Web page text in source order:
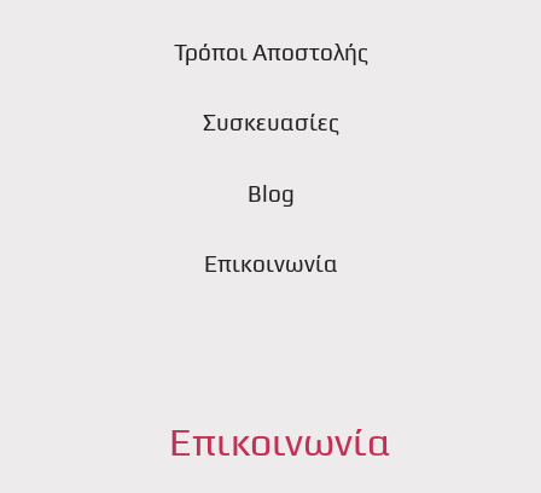
Τρόποι Αποστολής
Συσκευασίες
Blog
Επικοινωνία
Επικοινωνία